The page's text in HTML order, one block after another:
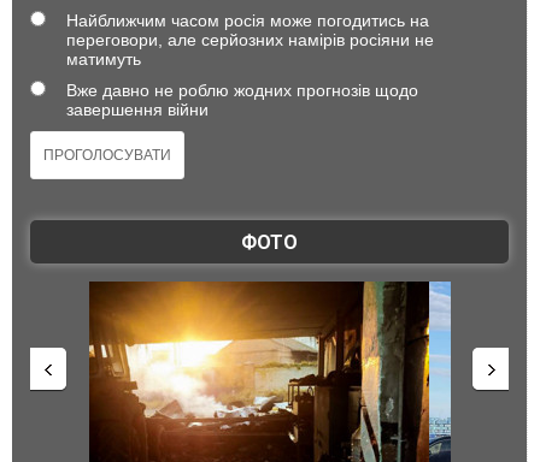
Найближчим часом росія може погодитись на
переговори, але серйозних намірів росіяни не
матимуть
Вже давно не роблю жодних прогнозів щодо
завершення війни
ФОТО